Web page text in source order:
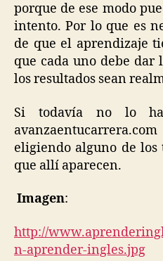
porque de ese modo
intento. Por lo que es
de que el aprendizaje
que cada uno debe dar
los resultados sean
Si todavía no lo
eligiendo alguno de los
que allí aparecen.
Imagen:
http://
n-aprender-ingles.jpg